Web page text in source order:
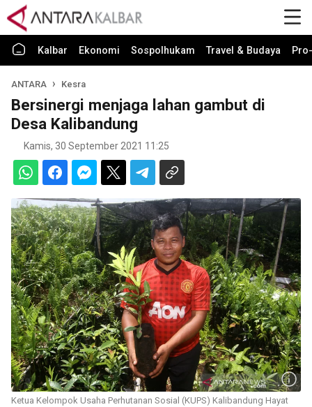
Kalbar Ekonomi Sospolhukam Travel & Budaya
ANTARA Kesra
Bersinergi menjaga lahan gambut di
Desa Kalibandung
Kamis, 30 September 2021 11:25
Ketua Kelompok Usaha Perhutanan Sosial (KUPS) Kalibandung Hayat